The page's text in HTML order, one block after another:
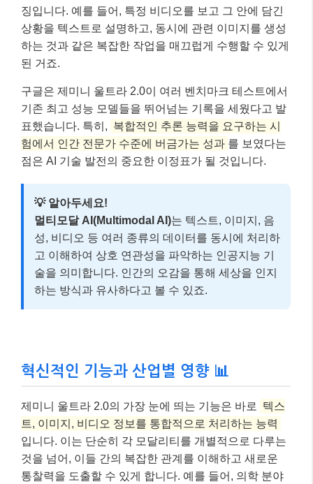
징입니다. 예를 들어, 특정 비디오를 보고 그 안에 담긴
상황을 텍스트로 설명하고, 동시에 관련 이미지를 생성
하는 것과 같은 복잡한 작업을 매끄럽게 수행할 수 있게
된 거죠.
구글은 제미니 울트라 2.0이 여러 벤치마크 테스트에서
기존 최고 성능 모델들을 뛰어넘는 기록을 세웠다고 발
표했습니다. 특히, 복합적인 추론 능력을 요구하는 시
험에서 인간 전문가 수준에 버금가는 성과 를 보였다는
점은 AI 기술 발전의 중요한 이정표가 될 것입니다.
💡 알아두세요!
멀티모달 AI(Multimodal AI)는 텍스트, 이미지, 음
성, 비디오 등 여러 종류의 데이터를 동시에 처리하
고 이해하여 상호 연관성을 파악하는 인공지능 기
술을 의미합니다. 인간의 오감을 통해 세상을 인지
하는 방식과 유사하다고 볼 수 있죠.
혁신적인 기능과 산업별 영향 📊
제미니 울트라 2.0의 가장 눈에 띄는 기능은 바로
텍스
트, 이미지, 비디오 정보를 통합적으로 처리하는 능력
입니다. 이는 단순히 각 모달리티를 개별적으로 다루는
것을 넘어, 이들 간의 복잡한 관계를 이해하고 새로운
통찰력을 도출할 수 있게 합니다. 예를 들어, 의학 분야